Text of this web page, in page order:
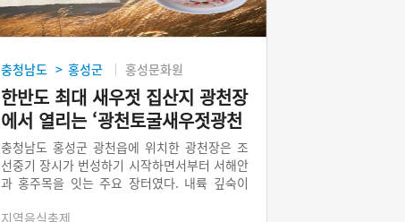
충청남도 > 홍성군 홍성문화원
한반도 최대 새우젓 집산지 광천장
에서 열리는 ‘광천토굴새우젓광천
김대축제’
충청남도 홍성군 광천읍에 위치한 광천장은 조
선중기 장시가 번성하기 시작하면서부터 서해안
과 홍주목을 잇는 주요 장터였다. 내륙 깊숙이
포구가 있어 장시가 번성할 수 있었다. 특히 196
지역음식축제